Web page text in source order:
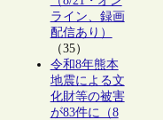
ライン、録画
配信あり）
（35）
令和8年熊本
地震による文
化財等の被害
が83件に（8